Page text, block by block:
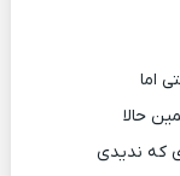
اما
حالا
که ندیدی